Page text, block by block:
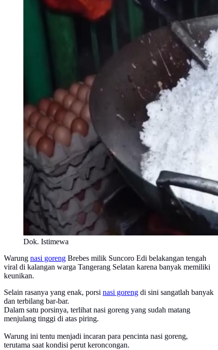
Dok. Istimewa
Warung nasi goreng Brebes milik Suncoro Edi belakangan tengah
viral di kalangan warga Tangerang Selatan karena banyak memiliki
keunikan.
Selain rasanya yang enak, porsi nasi goreng di sini sangatlah banyak
dan terbilang bar-bar.
Dalam satu porsinya, terlihat nasi goreng yang sudah matang
menjulang tinggi di atas piring.
Warung ini tentu menjadi incaran para pencinta nasi goreng,
terutama saat kondisi perut keroncongan.